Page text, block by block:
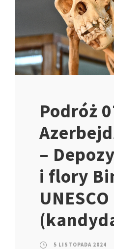
Podróż
–
i flory
5 LISTOPADA 2024